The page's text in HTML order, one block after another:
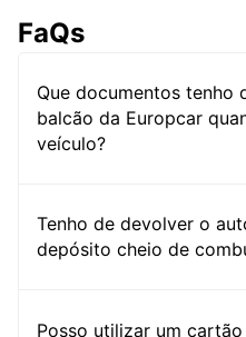
FaQs
Que documentos tenho
balcão da Europcar
veículo?
Tenho de devolver o
depósito cheio de
Posso utilizar um